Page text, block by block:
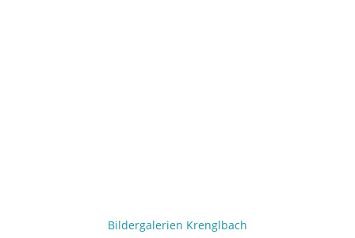
Bildergalerien Krenglbach